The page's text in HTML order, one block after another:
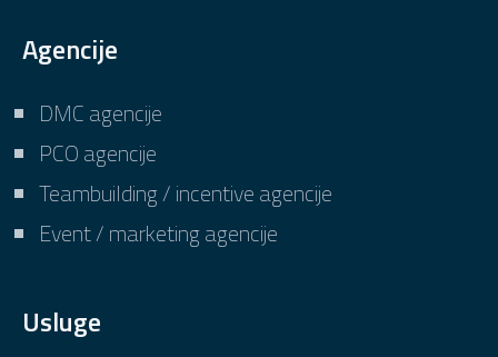
Agencije
DMC agencije
PCO agencije
Teambuilding / incentive agencije
Event / marketing agencije
Usluge